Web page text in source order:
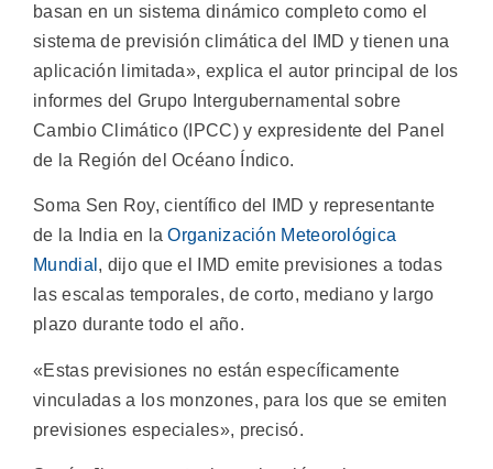
basan en un sistema dinámico completo como el
sistema de previsión climática del IMD y tienen una
aplicación limitada», explica el autor principal de los
informes del Grupo Intergubernamental sobre
Cambio Climático (IPCC) y expresidente del Panel
de la Región del Océano Índico.
Soma Sen Roy, científico del IMD y representante
de la India en laOrganización Meteorológica
Mundial , dijo que el IMD emite previsiones a todas
las escalas temporales, de corto, mediano y largo
plazo durante todo el año.
«Estas previsiones no están específicamente
vinculadas a los monzones, para los que se emiten
previsiones especiales», precisó.